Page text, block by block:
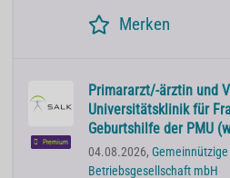
Merken
Premium
Primararzt/-ärztin und
Universitätsklinik für
Geburtshilfe der PMU
04.08.2026,
Betriebsgesellschaft mbH